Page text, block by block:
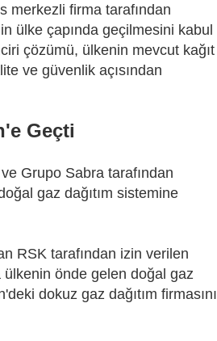
merkezli firma tarafından
ülke çapında geçilmesini kabul
çözümü, ülkenin mevcut kağıt
ve güvenlik açısından
Geçti
Grupo Sabra tarafından
gaz dağıtım sistemine
RSK tarafından izin verilen
önde gelen doğal gaz
dokuz gaz dağıtım firmasını